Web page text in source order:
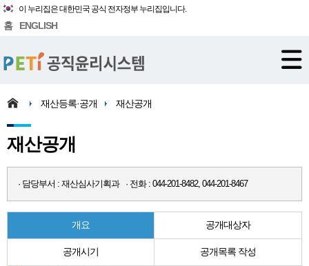
이 누리집은 대한민국 공식 전자정부 누리집입니다.
홈 ENGLISH
재산등록·공개 재산공개
재산공개
· 담당부서 : 재산심사기획과 · 전화 : 044-201-8482, 044-201-8467
개요 공개대상자
공개시기 공개목록 작성